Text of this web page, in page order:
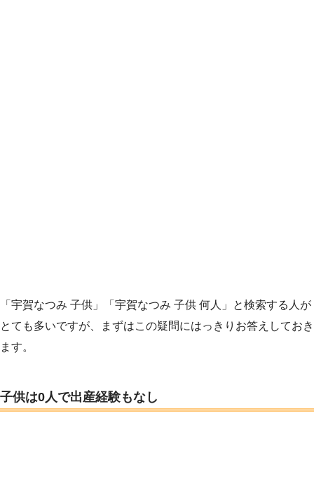
「宇賀なつみ 子供」「宇賀なつみ 子供 何人」と検索する人が
とても多いですが、まずはこの疑問にはっきりお答えしておき
ます。
子供は0人で出産経験もなし